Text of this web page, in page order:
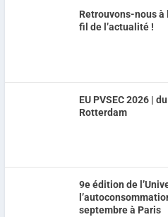
Retrouvons-nous
fil de l’actualité !
EU PVSEC 2026 |
Rotterdam
9e édition de
septembre à Paris